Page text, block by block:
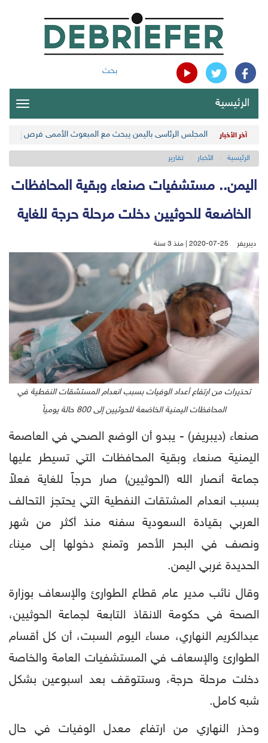
بحث
الرئيسية
آخر الأخبار المجلس الرئاسي باليمن يبحث مع المبعوث الأممي فرص
الرئيسية الأخبار تقارير
اليمن.. مستشفيات صنعاء وبقية المحافظات
الخاضعة للحوثيين دخلت مرحلة حرجة للغاية
ديبريفر 2020-07-25 | منذ 3 سنة
تحذيرات من ارتفاع أعداد الوفيات بسبب انعدام المستشقات النفطية في
المحافظات اليمنية الخاضعة للحوثيين إلى 800 حالة يومياً
صنعاء (ديبريفر) - يبدو أن الوضع الصحي في العاصمة
اليمنية صنعاء وبقية المحافظات التي تسيطر عليها
جماعة أنصار الله (الحوثيين) صار حرجاً للغاية فعلاً
بسبب انعدام المشتقات النفطية التي يحتجز التحالف
العربي بقيادة السعودية سفنه منذ أكثر من شهر
ونصف في البحر الأحمر وتمنع دخولها إلى ميناء
الحديدة غربي اليمن.
وقال نائب مدير عام قطاع الطوارئ والإسعاف بوزارة
الصحة في حكومة الانقاذ التابعة لجماعة الحوثيين،
عبدالكريم النهاري، مساء اليوم السبت، أن كل أقسام
الطوارئ والإسعاف في المستشفيات العامة والخاصة
دخلت مرحلة حرجة، وستتوقف بعد اسبوعين بشكل
شبه كامل.
وحذر النهاري من ارتفاع معدل الوفيات في حال